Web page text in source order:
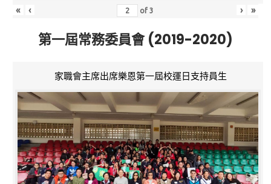
« ‹ of3 › »
第一屆常務委員會 (2019-2020)
家職會主席出席樂恩第一屆校運日支持員生